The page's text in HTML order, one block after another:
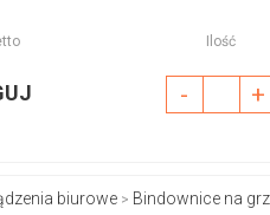
Ilość
- +
biurowe > Bindownice na